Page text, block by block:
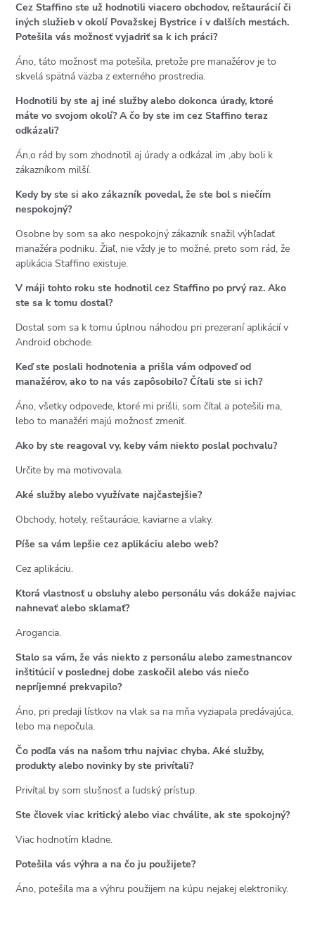
Cez Staffino ste už hodnotili viacero obchodov, reštaurácií či
iných služieb v okolí Považskej Bystrice i v ďalších mestách.
Potešila vás možnosť vyjadriť sa k ich práci?
Áno, táto možnosť ma potešila, pretože pre manažérov je to
skvelá spätná väzba z externého prostredia.
Hodnotili by ste aj iné služby alebo dokonca úrady, ktoré
máte vo svojom okolí? A čo by ste im cez Staffino teraz
odkázali?
Án,o rád by som zhodnotil aj úrady a odkázal im ,aby boli k
zákazníkom milší.
Kedy by ste si ako zákazník povedal, že ste bol s niečím
nespokojný?
Osobne by som sa ako nespokojný zákazník snažil výhľadať
manažéra podniku. Žiaľ, nie vždy je to možné, preto som rád, že
aplikácia Staffino existuje.
V máji tohto roku ste hodnotil cez Staffino po prvý raz. Ako
ste sa k tomu dostal?
Dostal som sa k tomu úplnou náhodou pri prezeraní aplikácií v
Android obchode.
Keď ste poslali hodnotenia a prišla vám odpoveď od
manažérov, ako to na vás zapôsobilo? Čítali ste si ich?
Áno, všetky odpovede, ktoré mi prišli, som čítal a potešili ma,
lebo to manažéri majú možnosť zmeniť.
Ako by ste reagoval vy, keby vám niekto poslal pochvalu?
Určite by ma motivovala.
Aké služby alebo využívate najčastejšie?
Obchody, hotely, reštaurácie, kaviarne a vlaky.
Píše sa vám lepšie cez aplikáciu alebo web?
Cez aplikáciu.
Ktorá vlastnosť u obsluhy alebo personálu vás dokáže najviac
nahnevať alebo sklamať?
Arogancia.
Stalo sa vám, že vás niekto z personálu alebo zamestnancov
inštitúcií v poslednej dobe zaskočil alebo vás niečo
nepríjemné prekvapilo?
Áno, pri predaji lístkov na vlak sa na mňa vyziapala predávajúca,
lebo ma nepočula.
Čo podľa vás na našom trhu najviac chyba. Aké služby,
produkty alebo novinky by ste privítali?
Privítal by som slušnosť a ľudský prístup.
Ste človek viac kritický alebo viac chválite, ak ste spokojný?
Viac hodnotím kladne.
Potešila vás výhra a na čo ju použijete?
Áno, potešila ma a výhru použijem na kúpu nejakej elektroniky.